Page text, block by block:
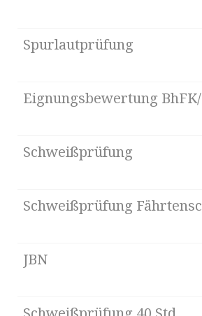
Spurlautprüfung
Eignungsbewertung
Schweißprüfung
Schweißprüfung
JBN